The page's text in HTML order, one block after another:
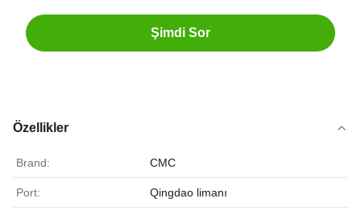
Şimdi Sor
Özellikler
Brand: CMC
Port: Qingdao limanı